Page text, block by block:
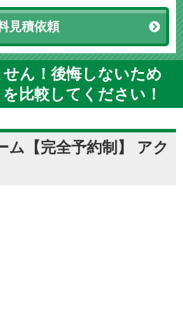
見積依頼
ん！後悔しないため
比較してください！
ム【完全予約制】 アク